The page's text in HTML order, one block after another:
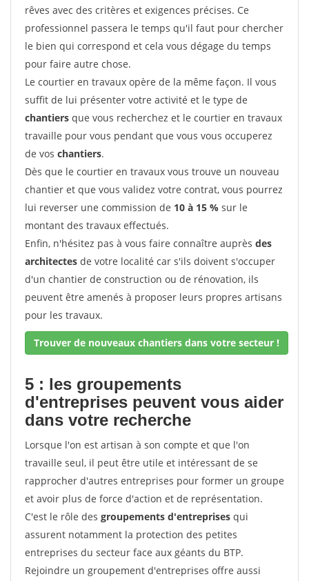
rêves avec des critères et exigences précises. Ce
professionnel passera le temps qu'il faut pour chercher
le bien qui correspond et cela vous dégage du temps
pour faire autre chose.
Le courtier en travaux opère de la même façon. Il vous
suffit de lui présenter votre activité et le type de
chantiers que vous recherchez et le courtier en travaux
travaille pour vous pendant que vous vous occuperez
de vos chantiers.
Dès que le courtier en travaux vous trouve un nouveau
chantier et que vous validez votre contrat, vous pourrez
lui reverser une commission de 10 à 15 % sur le
montant des travaux effectués.
Enfin, n'hésitez pas à vous faire connaître auprès des
architectes de votre localité car s'ils doivent s'occuper
d'un chantier de construction ou de rénovation, ils
peuvent être amenés à proposer leurs propres artisans
pour les travaux.
Trouver de nouveaux chantiers dans votre secteur !
5 : les groupements
d'entreprises peuvent vous aider
dans votre recherche
Lorsque l'on est artisan à son compte et que l'on
travaille seul, il peut être utile et intéressant de se
rapprocher d'autres entreprises pour former un groupe
et avoir plus de force d'action et de représentation.
C'est le rôle des groupements d'entreprises qui
assurent notamment la protection des petites
entreprises du secteur face aux géants du BTP.
Rejoindre un groupement d'entreprises offre aussi